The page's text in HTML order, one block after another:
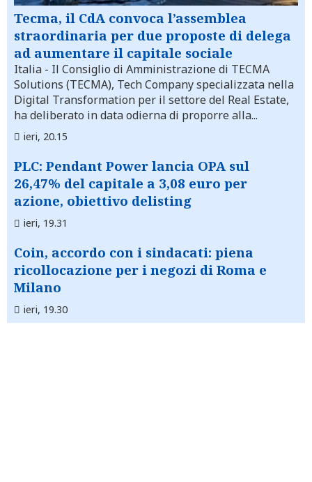
Tecma, il CdA convoca l’assemblea
straordinaria per due proposte di delega
ad aumentare il capitale sociale
Italia - Il Consiglio di Amministrazione di TECMA
Solutions (TECMA), Tech Company specializzata nella
Digital Transformation per il settore del Real Estate,
ha deliberato in data odierna di proporre alla...
ieri, 20.15
PLC: Pendant Power lancia OPA sul
26,47% del capitale a 3,08 euro per
azione, obiettivo delisting
ieri, 19.31
Coin, accordo con i sindacati: piena
ricollocazione per i negozi di Roma e
Milano
ieri, 19.30